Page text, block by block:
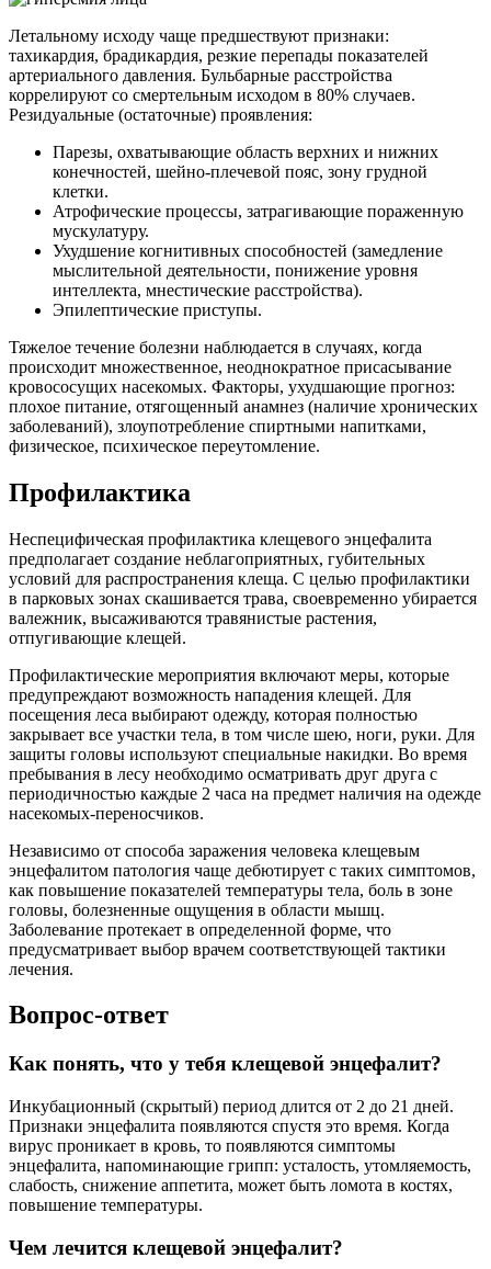
Летальному исходу чаще предшествуют признаки:
тахикардия, брадикардия, резкие перепады показателей
артериального давления. Бульбарные расстройства
коррелируют со смертельным исходом в 80% случаев.
Резидуальные (остаточные) проявления:
Парезы, охватывающие область верхних и нижних
конечностей, шейно-плечевой пояс, зону грудной
клетки.
Атрофические процессы, затрагивающие пораженную
мускулатуру.
Ухудшение когнитивных способностей (замедление
мыслительной деятельности, понижение уровня
интеллекта, мнестические расстройства).
Эпилептические приступы.
Тяжелое течение болезни наблюдается в случаях, когда
происходит множественное, неоднократное присасывание
кровососущих насекомых. Факторы, ухудшающие прогноз:
плохое питание, отягощенный анамнез (наличие хронических
заболеваний), злоупотребление спиртными напитками,
физическое, психическое переутомление.
Профилактика
Неспецифическая профилактика клещевого энцефалита
предполагает создание неблагоприятных, губительных
условий для распространения клеща. С целью профилактики
в парковых зонах скашивается трава, своевременно убирается
валежник, высаживаются травянистые растения,
отпугивающие клещей.
Профилактические мероприятия включают меры, которые
предупреждают возможность нападения клещей. Для
посещения леса выбирают одежду, которая полностью
закрывает все участки тела, в том числе шею, ноги, руки. Для
защиты головы используют специальные накидки. Во время
пребывания в лесу необходимо осматривать друг друга с
периодичностью каждые 2 часа на предмет наличия на одежде
насекомых-переносчиков.
Независимо от способа заражения человека клещевым
энцефалитом патология чаще дебютирует с таких симптомов,
как повышение показателей температуры тела, боль в зоне
головы, болезненные ощущения в области мышц.
Заболевание протекает в определенной форме, что
предусматривает выбор врачем соответствующей тактики
лечения.
Вопрос-ответ
Как понять, что у тебя клещевой энцефалит?
Инкубационный (скрытый) период длится от 2 до 21 дней.
Признаки энцефалита появляются спустя это время. Когда
вирус проникает в кровь, то появляются симптомы
энцефалита, напоминающие грипп: усталость, утомляемость,
слабость, снижение аппетита, может быть ломота в костях,
повышение температуры.
Чем лечится клещевой энцефалит?